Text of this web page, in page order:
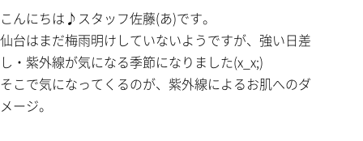
こんにちは♪スタッフ佐藤(あ)です。
仙台はまだ梅雨明けしていないようですが、強い日差
し・紫外線が気になる季節になりました(x_x;)
そこで気になってくるのが、紫外線によるお肌へのダ
メージ。